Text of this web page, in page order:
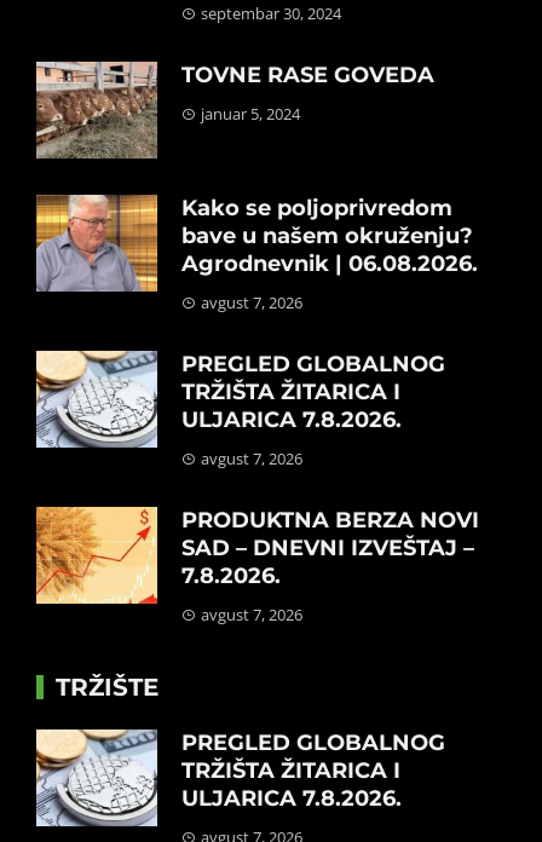
septembar 30, 2024
TOVNE RASE GOVEDA
januar 5, 2024
Kako se poljoprivredom
bave u našem okruženju?
Agrodnevnik | 06.08.2026.
avgust 7, 2026
PREGLED GLOBALNOG
TRŽIŠTA ŽITARICA I
ULJARICA 7.8.2026.
avgust 7, 2026
PRODUKTNA BERZA NOVI
SAD – DNEVNI IZVEŠTAJ –
7.8.2026.
avgust 7, 2026
TRŽIŠTE
PREGLED GLOBALNOG
TRŽIŠTA ŽITARICA I
ULJARICA 7.8.2026.
avgust 7, 2026